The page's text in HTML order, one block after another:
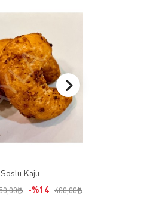
Soslu Kaju
%14 400,00